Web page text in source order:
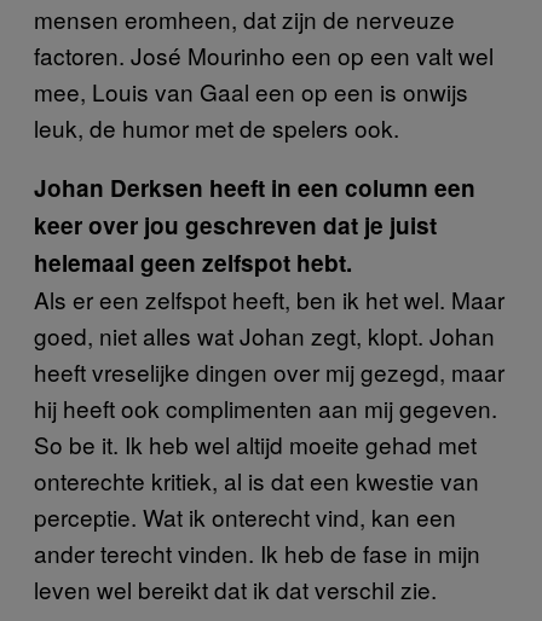
mensen eromheen, dat zijn de nerveuze
factoren. José Mourinho een op een valt wel
mee, Louis van Gaal een op een is onwijs
leuk, de humor met de spelers ook.
Johan Derksen heeft in een column een
keer over jou geschreven dat je juist
helemaal geen zelfspot hebt.
Als er een zelfspot heeft, ben ik het wel. Maar
goed, niet alles wat Johan zegt, klopt. Johan
heeft vreselijke dingen over mij gezegd, maar
hij heeft ook complimenten aan mij gegeven.
So be it. Ik heb wel altijd moeite gehad met
onterechte kritiek, al is dat een kwestie van
perceptie. Wat ik onterecht vind, kan een
ander terecht vinden. Ik heb de fase in mijn
leven wel bereikt dat ik dat verschil zie.